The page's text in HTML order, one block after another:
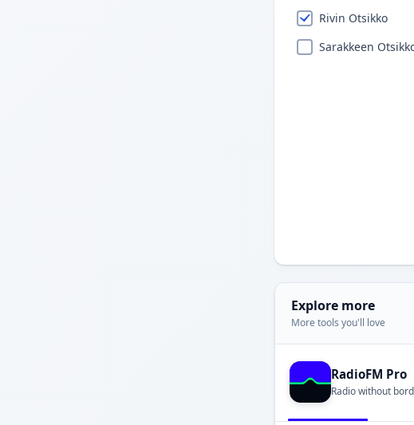
Rivin Otsikko
Sarakkeen
Explore more
More tools you'll love
RadioFM Pro
Radio without